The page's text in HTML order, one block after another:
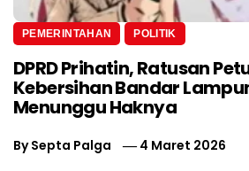
PEMERINTAHAN POLITIK
DPRD Prihatin, Ratusan
Kebersihan Bandar
Menunggu Haknya
BySepta Palga 4 Maret 2026